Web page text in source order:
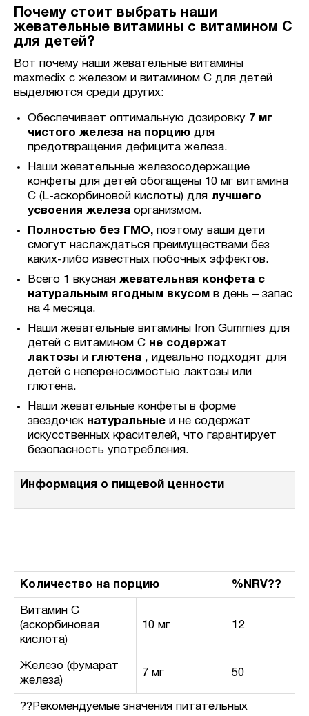
Почему стоит выбрать наши
жевательные витамины с витамином С
для детей?
Вот почему наши жевательные витамины
maxmedix с железом и витамином С для детей
выделяются среди других:
Обеспечивает оптимальную дозировку 7 мг
чистого железа на порцию для
предотвращения дефицита железа.
Наши жевательные железосодержащие
конфеты для детей обогащены 10 мг витамина
С (L-аскорбиновой кислоты) для лучшего
усвоения железа организмом.
Полностью без ГМО, поэтому ваши дети
смогут наслаждаться преимуществами без
каких-либо известных побочных эффектов.
Всего 1 вкусная жевательная конфета с
натуральным ягодным вкусом в день – запас
на 4 месяца.
Наши жевательные витамины Iron Gummies для
детей с витамином С не содержат
лактозы и глютена , идеально подходят для
детей с непереносимостью лактозы или
глютена.
Наши жевательные конфеты в форме
звездочек натуральные и не содержат
искусственных красителей, что гарантирует
безопасность употребления.
Информация о пищевой ценности
Количество на порцию %NRV??
Витамин С
(аскорбиновая
кислота)
10 мг 12
Железо (фумарат
железа)
7 мг 50
??Рекомендуемые значения питательных